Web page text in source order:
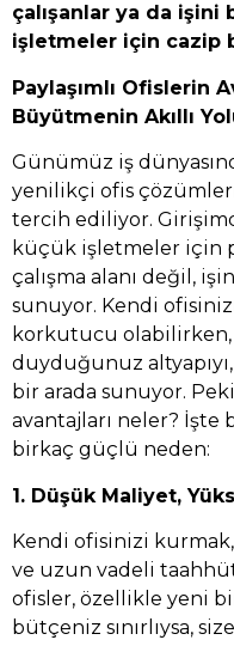
çalışanlar ya da işini
işletmeler için cazip
Paylaşımlı Ofislerin
Büyütmenin Akıllı
Günümüz iş
yenilikçi ofis
tercih ediliyor.
küçük işletmeler için
çalışma alanı değil,
sunuyor. Kendi
korkutucu olabilirken,
duyduğunuz
bir arada sunuyor.
avantajları neler?
birkaç güçlü neden:
1. Düşük Maliyet,
Kendi ofisinizi
ve uzun vadeli
ofisler, özellikle yeni
bütçeniz sınırlıysa,